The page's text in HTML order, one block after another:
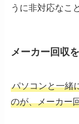
うに非対応なこ
メーカー回収
パソコンと一緒
のが、メーカー